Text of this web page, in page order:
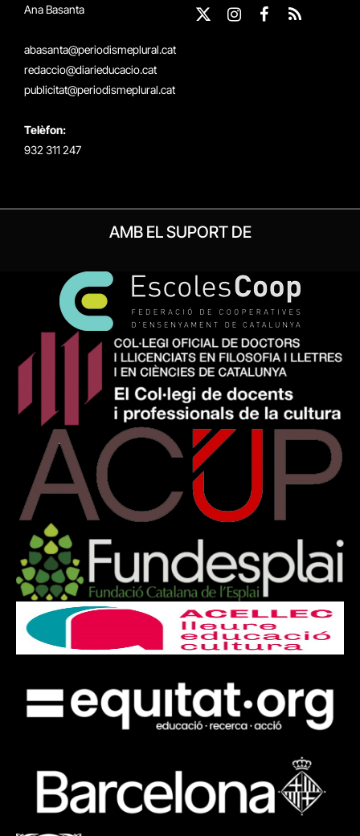
Ana Basanta
abasanta@periodismeplural.cat
redaccio@diarieducacio.cat
publicitat@periodismeplural.cat
Telèfon:
932 311 247
X
Instagram
Facebook
RSS
AMB EL SUPORT DE